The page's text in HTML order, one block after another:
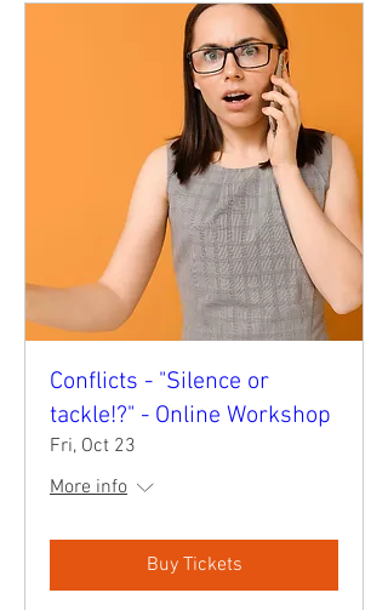
Conflicts - "Silence or
tackle!?" - Online Workshop
Fri, Oct 23
More info
Buy Tickets